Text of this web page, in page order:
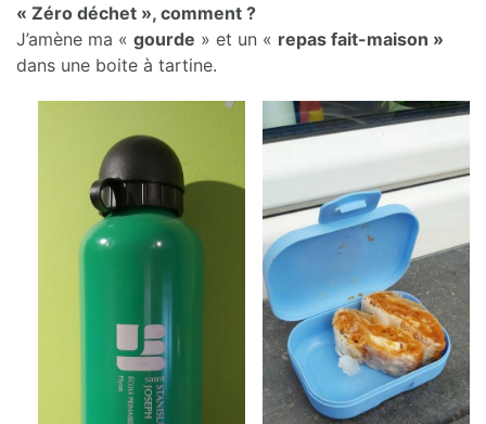
« Zéro déchet », comment ?
J’amène ma « gourde » et un « repas fait-maison »
dans une boite à tartine.